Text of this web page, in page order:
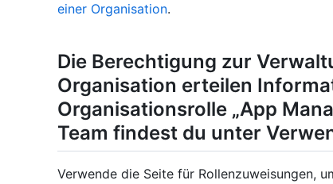
einer Organisation.
Die Berechtigung zur
Organisation erteilen
Organisationsrolle „App
Team findest du unter
Verwende die Seite für Rollenzuweisungen,